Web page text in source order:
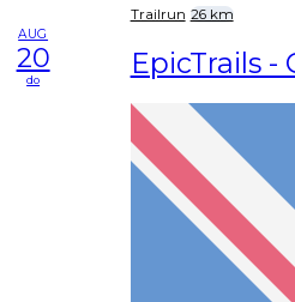
Trailrun 26 km
AUG
20
do EpicTrails -